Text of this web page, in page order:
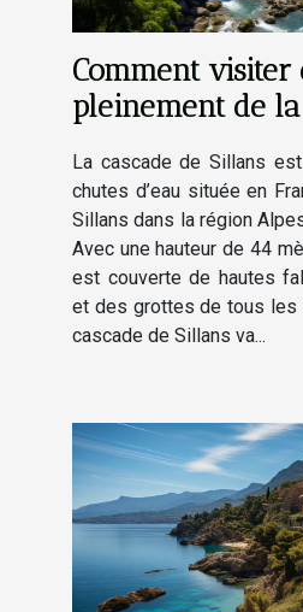
Comment
pleinement de
La cascade de Sillans
chutes d’eau située en
Sillans dans la région
Avec une hauteur de 44
est couverte de hautes
et des grottes de tous les
cascade de Sillans va...